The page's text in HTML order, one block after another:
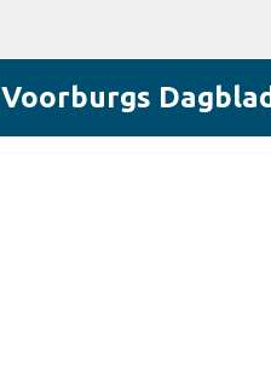
Voorburgs Dagblad